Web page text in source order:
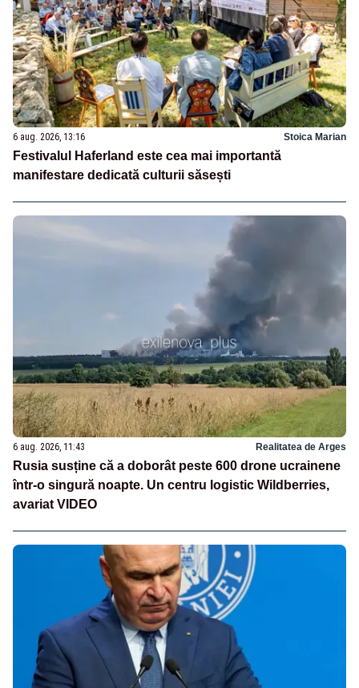
6 aug. 2026, 13:16 Stoica Marian
Festivalul Haferland este cea mai importantă
manifestare dedicată culturii săsești
6 aug. 2026, 11:43 Realitatea de Arges
Rusia susține că a doborât peste 600 drone ucrainene
într-o singură noapte. Un centru logistic Wildberries,
avariat VIDEO